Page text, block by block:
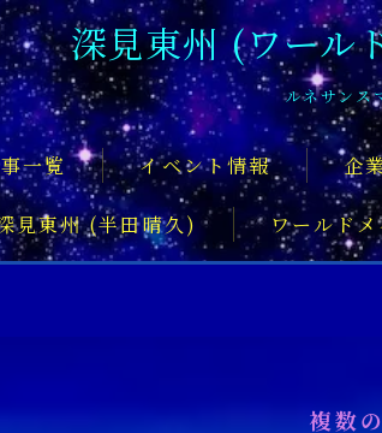
深見東州 (ワール
ルネサンス
一覧 イベント情報 企
見東州 (半田晴久) ワールド
深
複数